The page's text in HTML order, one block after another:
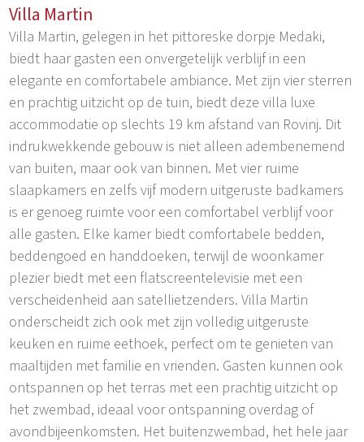
Villa Martin
Villa Martin, gelegen in het pittoreske dorpje Medaki,
biedt haar gasten een onvergetelijk verblijf in een
elegante en comfortabele ambiance. Met zijn vier sterren
en prachtig uitzicht op de tuin, biedt deze villa luxe
accommodatie op slechts 19 km afstand van Rovinj. Dit
indrukwekkende gebouw is niet alleen adembenemend
van buiten, maar ook van binnen. Met vier ruime
slaapkamers en zelfs vijf modern uitgeruste badkamers
is er genoeg ruimte voor een comfortabel verblijf voor
alle gasten. Elke kamer biedt comfortabele bedden,
beddengoed en handdoeken, terwijl de woonkamer
plezier biedt met een flatscreentelevisie met een
verscheidenheid aan satellietzenders. Villa Martin
onderscheidt zich ook met zijn volledig uitgeruste
keuken en ruime eethoek, perfect om te genieten van
maaltijden met familie en vrienden. Gasten kunnen ook
ontspannen op het terras met een prachtig uitzicht op
het zwembad, ideaal voor ontspanning overdag of
avondbijeenkomsten. Het buitenzwembad, het hele jaar